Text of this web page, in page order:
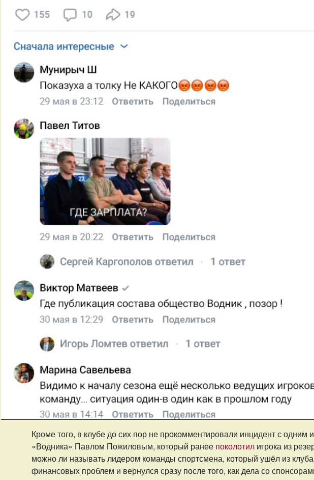
Кроме того, в клубе до сих пор не прокомментировали инцидент с одним
«Водника» Павлом Пожиловым, который ранее поколотил игрока из
можно ли называть лидером команды спортсмена, который ушёл из
финансовых проблем и вернулся сразу после того, как дела со